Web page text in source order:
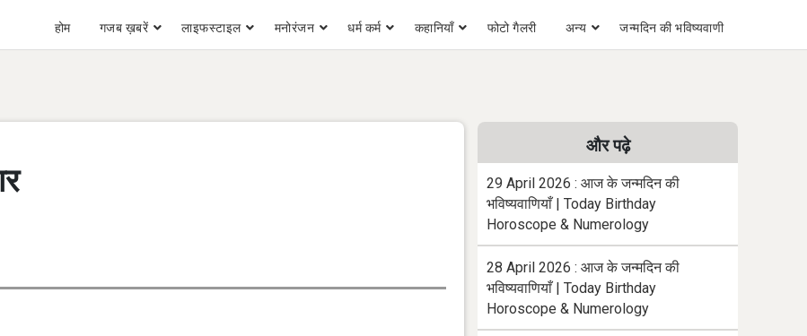
होम गजब ख़बरें लाइफस्टाइल मनोरंजन धर्म कर्म कहानियाँ फोटो गैलरी अन्य जन्मदिन की भविष्यवाणी
और पढ़े
29 April 2026 : आज के जन्मदिन की
भविष्यवाणियाँ | Today Birthday
Horoscope & Numerology
28 April 2026 : आज के जन्मदिन की
भविष्यवाणियाँ | Today Birthday
Horoscope & Numerology